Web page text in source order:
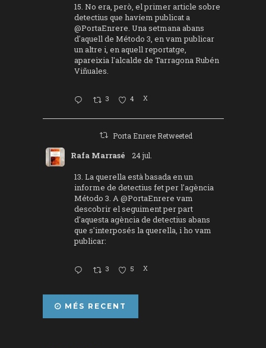
15. No era, però, el primer article sobre
detectius que havíem publicat a
@PortaEnrere. Una setmana abans
d'aquell de Método 3, en vam publicar
un altre i, en aquell reportatge,
apareixia l'alcalde de Tarragona Rubén
Viñuales.
3 4 X
Porta Enrere Retweeted
Rafa Marrasé 24 jul.
13. La querella està basada en un
informe de detectius fet per l'agència
Método 3. A@PortaEnrere vam
descobrir el seguiment per part
d'aquesta agència de detectius abans
que s'interposés la querella, i ho vam
publicar:
3 5 X
MÉS RECENT